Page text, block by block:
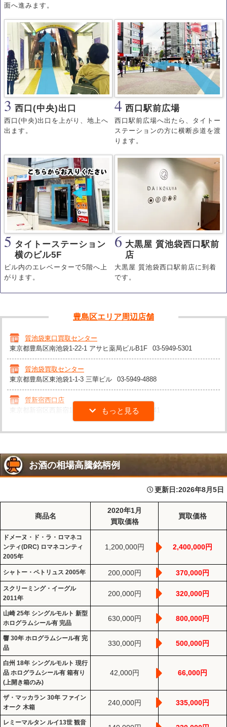
面へ進みます。
3 西口(中央)出口
西口(中央)出口を上がり、地上へ
出ます。
4 西口駅前広場
西口駅前広場へ出たら、タイトー
ステーションの方に横断歩道を渡
ります。
5 タイトーステーション
横のビル5F
ビル内のエレベーターで5階へ上
がります。
6 大黒屋 質池袋西口駅前
店
大黒屋 質池袋西口駅前店に到着
です。
豊島区エリア周辺店舗
質池袋東口買取センター
東京都豊島区南池袋1-22-1 アサヒ薬局ビルB1F
03-5949-5301
質池袋買取センター
東京都豊島区東池袋1-1-3 三華ビル
03-5949-4888
質新宿西口店
東京都新宿区西新宿1-2-12 丸幸ビル
03-5339-9041
お酒の相場高騰銘柄例
更新日:2026年8月5日
商品名
2020年1月
買取価格
買取価格
ドメーヌ・ド・ラ・ロマネコ
ンティ(DRC) ロマネコンティ
2005年
1,200,000円 2,400,000円
シャトー・ペトリュス 2005年 200,000円 370,000円
スクリーミング・イーグル
2011年
200,000円 320,000円
山崎 25年 シングルモルト 新型
ホログラムシール有 完品
630,000円 800,000円
響 30年 ホログラムシール有 完
品
330,000円 500,000円
白州 18年 シングルモルト 現行
品 ホログラムシール有 箱有り
(上開き箱のみ)
42,000円 66,000円
ザ・マッカラン 30年 ファイン
オーク 木箱
240,000円 335,000円
レミーマルタン ルイ13世 観音